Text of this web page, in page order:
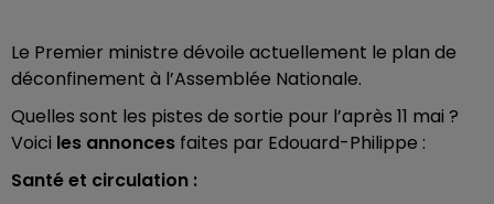
Le Premier ministre dévoile actuellement le plan de
déconfinement à l’Assemblée Nationale.
Quelles sont les pistes de sortie pour l’après 11 mai ?
Voici les annonces faites par Edouard-Philippe :
Santé et circulation :